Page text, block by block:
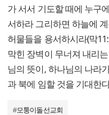
가 서서 기도할 때에 누구
서하라 그리하면 하늘에
허물들을 용서하시라(막
막힌 장벽이 무너져 내리
님의 뜻이, 하나님의 나라
과 북에 임할 것을 기대한
#모퉁이돌선교회